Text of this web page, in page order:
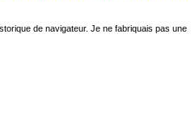
de navigateur. Je ne fabriquais pas une